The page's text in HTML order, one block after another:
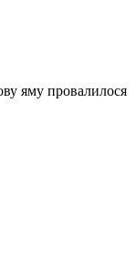
яму провалилося